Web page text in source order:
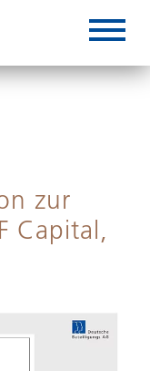
zur
Capital,